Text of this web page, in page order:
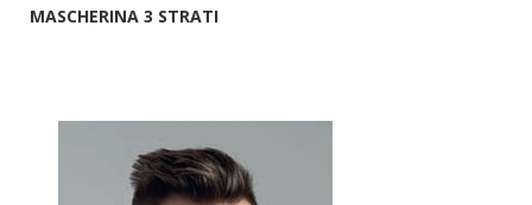
MASCHERINA 3 STRATI